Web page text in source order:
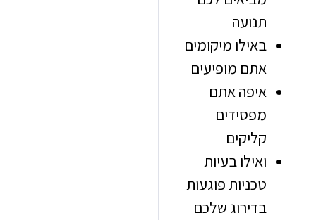
באילו מיקומים
אתם מופיעים
איפה אתם
מפסידים
ואילו בעיות
טכניות פוגעות
בדירוג שלכם